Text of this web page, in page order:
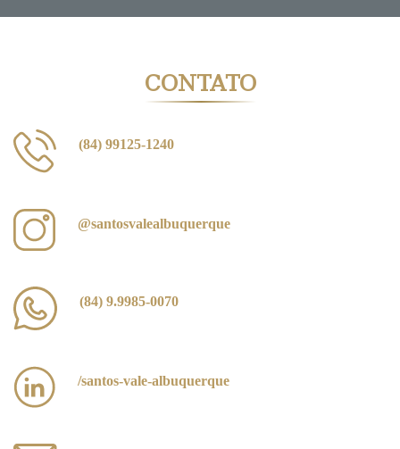
CONTATO
(84) 99125-1240
@santosvalealbuquerque
(84) 9.9985-0070
/santos-vale-albuquerque